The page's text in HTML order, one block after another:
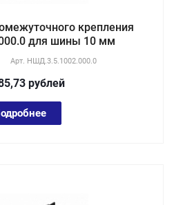
крепления
для шины 10 мм
Арт. НШД.3.5.1002.000.0
рублей